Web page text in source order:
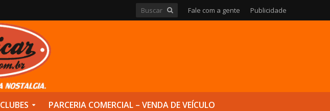
Fale com a gente Publicidade
CLUBES PARCERIA COMERCIAL – VENDA DE VEÍCULO